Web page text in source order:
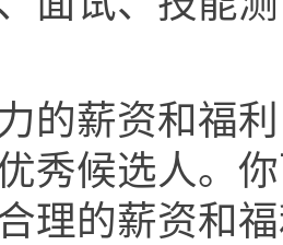
的薪资和福
秀候选人。
理的薪资和